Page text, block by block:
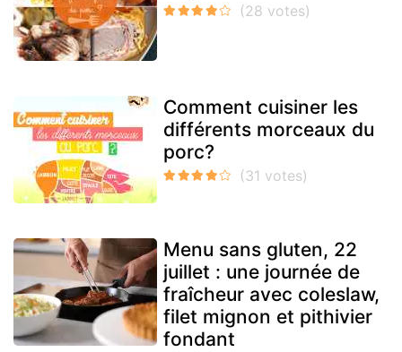
Comment cuisiner les
différents morceaux du
porc?
Menu sans gluten, 22
juillet : une journée de
fraîcheur avec coleslaw,
filet mignon et pithivier
fondant